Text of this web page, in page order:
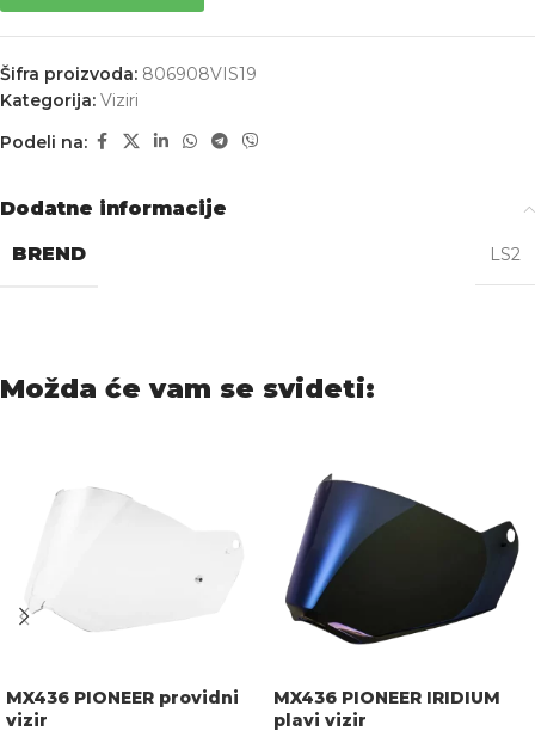
Šifra proizvoda: 806908VIS19
Kategorija: Viziri
Podeli na:
Dodatne informacije
BREND
LS2
Možda će vam se svideti:
MX436 PIONEER providni
vizir
MX436 PIONEER IRIDIUM
plavi vizir